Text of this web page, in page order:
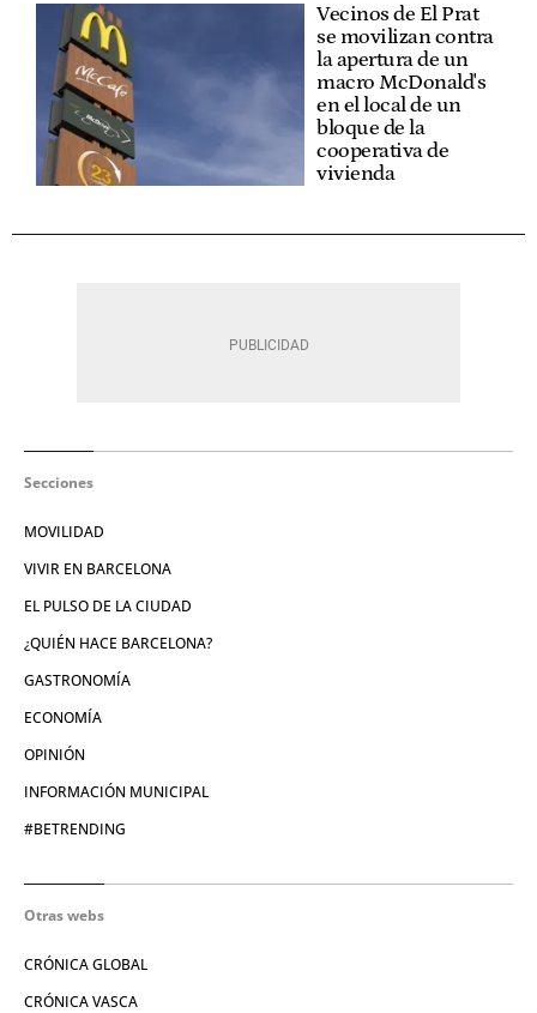
Vecinos de El Prat
se movilizan contra
la apertura de un
macro McDonald's
en el local de un
bloque de la
cooperativa de
vivienda
Secciones
MOVILIDAD
VIVIR EN BARCELONA
EL PULSO DE LA CIUDAD
¿QUIÉN HACE BARCELONA?
GASTRONOMÍA
ECONOMÍA
OPINIÓN
INFORMACIÓN MUNICIPAL
#BETRENDING
Otras webs
CRÓNICA GLOBAL
CRÓNICA VASCA